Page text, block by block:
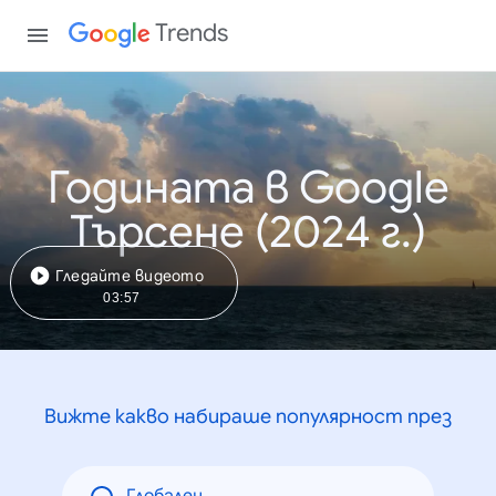
Trends
Годината в Google
Търсене (2024 г.)
Гледайте видеото
03:57
Вижте какво набираше популярност през